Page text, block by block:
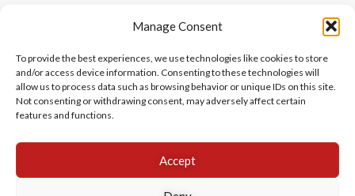
Manage Consent
To provide the best experiences, we use technologies like cookies to store
and/or access device information. Consenting to these technologies will
allow us to process data such as browsing behavior or unique IDs on this site.
Not consenting or withdrawing consent, may adversely affect certain
features and functions.
Accept
FR +33 (0) 1 84 17 45 32
UK +44 (0) 203 445 0535